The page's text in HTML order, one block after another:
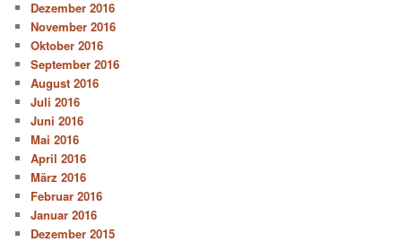
Dezember 2016
November 2016
Oktober 2016
September 2016
August 2016
Juli 2016
Juni 2016
Mai 2016
April 2016
März 2016
Februar 2016
Januar 2016
Dezember 2015